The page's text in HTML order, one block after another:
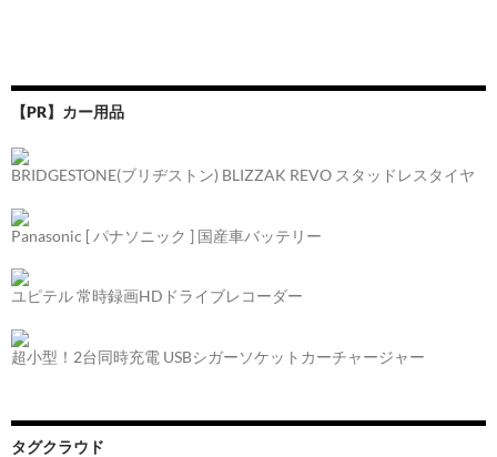
【PR】カー用品
BRIDGESTONE(ブリヂストン) BLIZZAK REVO スタッドレスタイヤ
Panasonic [ パナソニック ] 国産車バッテリー
ユピテル 常時録画HDドライブレコーダー
超小型！2台同時充電 USBシガーソケットカーチャージャー
タグクラウド